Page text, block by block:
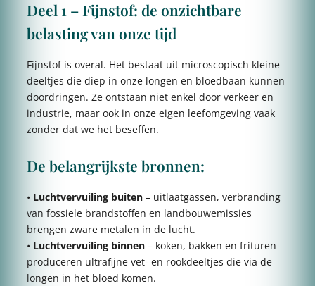
Deel 1 – Fijnstof: de onzichtbare
belasting van onze tijd
Fijnstof is overal. Het bestaat uit microscopisch kleine
deeltjes die diep in onze longen en bloedbaan kunnen
doordringen. Ze ontstaan niet enkel door verkeer en
industrie, maar ook in onze eigen leefomgeving vaak
zonder dat we het beseffen.
De belangrijkste bronnen:
• Luchtvervuiling buiten – uitlaatgassen, verbranding
van fossiele brandstoffen en landbouwemissies
brengen zware metalen in de lucht.
• Luchtvervuiling binnen – koken, bakken en frituren
produceren ultrafijne vet- en rookdeeltjes die via de
longen in het bloed komen.